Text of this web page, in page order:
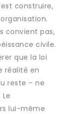
construire,
convient pas,
civile.
que la loi
réalité en
reste – ne
lui-même